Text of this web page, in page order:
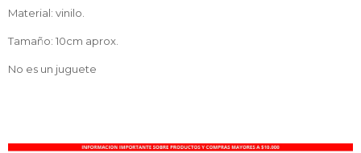
Material: vinilo.
Tamaño: 10cm aprox.
No es un juguete